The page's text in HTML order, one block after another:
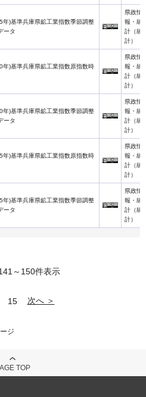
年)基準兵庫県鉱工業指数季節調整
ータ
県政情
報・統
計（統
計）
年)基準兵庫県鉱工業指数原指数時
県政情
報・統
計（統
計）
年)基準兵庫県鉱工業指数季節調整
ータ
県政情
報・統
計（統
計）
年)基準兵庫県鉱工業指数原指数時
県政情
報・統
計（統
計）
年)基準兵庫県鉱工業指数季節調整
ータ
県政情
報・統
計（統
計）
～150件表示
15 次へ ＞
ジ
TOP